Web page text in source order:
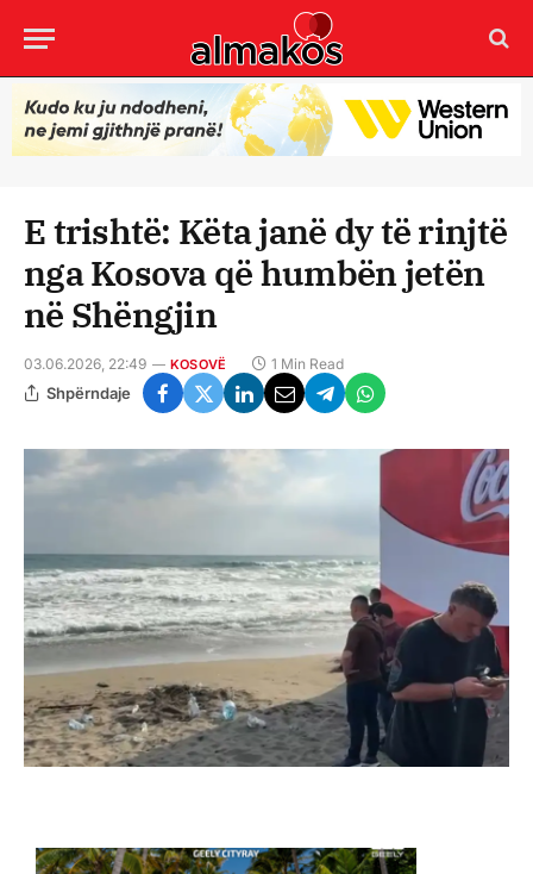
E trishtë: Këta janë dy të rinjtë
nga Kosova që humbën jetën
në Shëngjin
03.06.2026, 22:49 KOSOVË 1 Min Read
Shpërndaje